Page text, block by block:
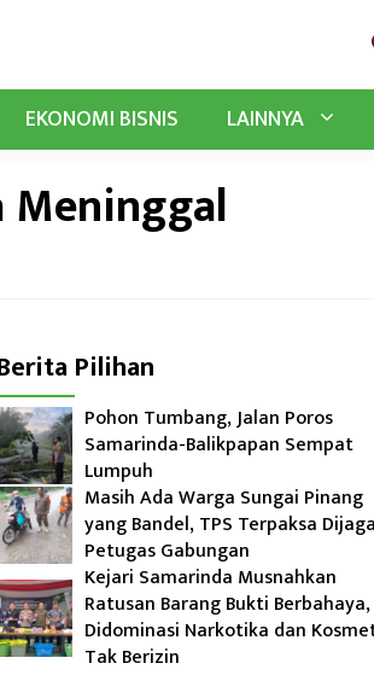
EKONOMI BISNIS LAINNYA
Meninggal
Pilihan
Pohon Tumbang, Jalan Poros
Samarinda-Balikpapan Sempat
Lumpuh
Masih Ada Warga Sungai Pinang
yang Bandel, TPS Terpaksa Dijaga
Petugas Gabungan
Kejari Samarinda Musnahkan
Ratusan Barang Bukti Berbahaya,
Didominasi Narkotika dan
Tak Berizin